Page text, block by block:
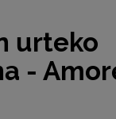
urteko
-